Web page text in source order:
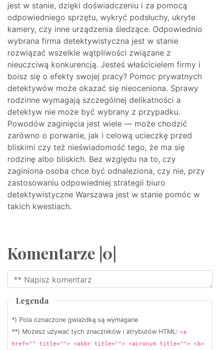
jest w stanie, dzięki doświadczeniu i za pomocą
odpowiedniego sprzętu, wykryć podsłuchy, ukryte
kamery, czy inne urządzenia śledzące. Odpowiednio
wybrana firma detektywistyczna jest w stanie
rozwiązać wszelkie wątpliwości związane z
nieuczciwą konkurencją. Jesteś właścicielem firmy i
boisz się o efekty swojej pracy? Pomoc prywatnych
detektywów może okazać się nieoceniona. Sprawy
rodzinne wymagają szczególnej delikatności a
detektyw nie może być wybrany z przypadku.
Powodów zaginięcia jest wiele — może chodzić
zarówno o porwanie, jak i celową ucieczkę przed
bliskimi czy też nieświadomość tego, że ma się
rodzinę albo bliskich. Bez względu na to, czy
zaginiona osoba chce być odnaleziona, czy nie, przy
zastosowaniu odpowiedniej strategii biuro
detektywistyczne Warszawa jest w stanie pomóc w
takich kwestiach.
Komentarze |0|
Legenda
*) Pola oznaczone gwiazdką są wymagane
**) Możesz używać tych znaczników i atrybutów HTML: <a
href="" title=""> <abbr title=""> <acronym title=""> <b>